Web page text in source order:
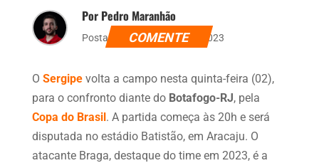
Por Pedro Maranhão
Postado dia 2 de março de 2023
COMENTE
O Sergipevolta a campo nesta quinta-feira (02),
para o confronto diante do Botafogo-RJ, pela
Copa do Brasil. A partida começa às 20h e será
disputada no estádio Batistão, em Aracaju. O
atacante Braga, destaque do time em 2023, é a